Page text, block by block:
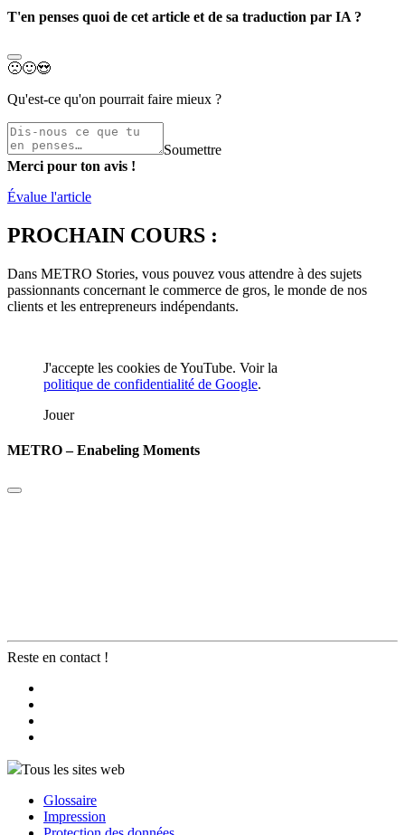
T'en penses quoi de cet article et de sa traduction par IA ?
🙁🙂😍
Qu'est-ce qu'on pourrait faire mieux ?
Soumettre
Merci pour ton avis !
Évalue l'article
PROCHAIN COURS :
Dans METRO Stories, vous pouvez vous attendre à des sujets
passionnants concernant le commerce de gros, le monde de nos
clients et les entrepreneurs indépendants.
J'accepte les cookies de YouTube. Voir la
politique de confidentialité de Google.
Jouer
METRO – Enabeling Moments
Reste en contact !
Tous les sites web
Glossaire
Impression